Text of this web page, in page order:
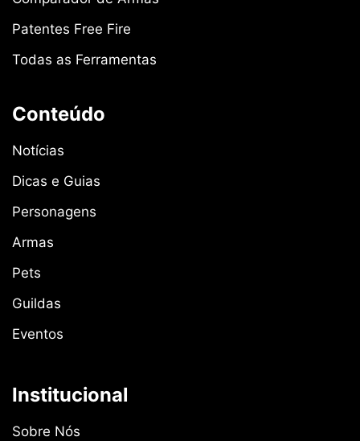
Patentes Free Fire
Todas as Ferramentas
Conteúdo
Notícias
Dicas e Guias
Personagens
Armas
Pets
Guildas
Eventos
Institucional
Sobre Nós